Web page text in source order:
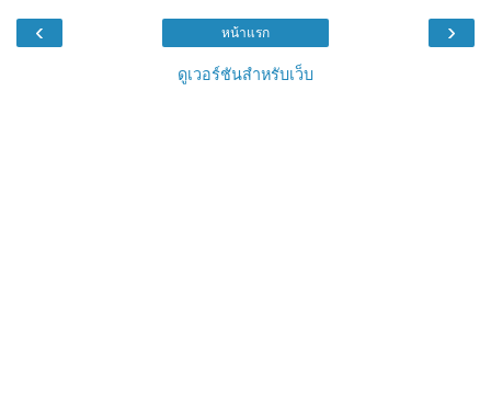
‹ ›
หน้าแรก
ดูเวอร์ชันสำหรับเว็บ